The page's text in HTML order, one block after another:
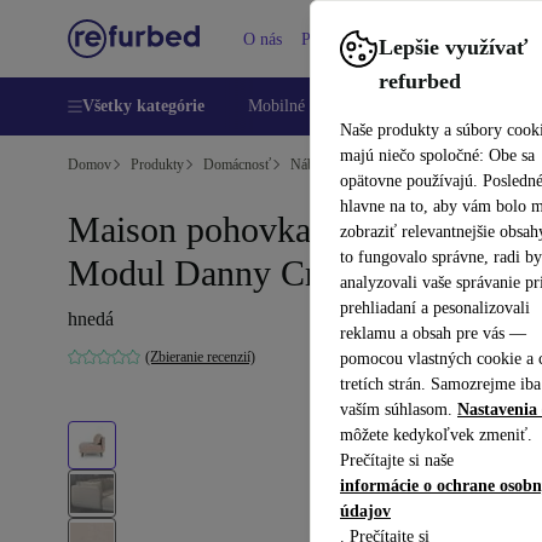
Lepšie využívať
refurbed
Naše produkty a súbory
majú niečo spoločné: Obe sa
opätovne používajú. Posledné
hlavne na to, aby vám bolo
zobraziť relevantnejšie
to fungovalo správne, radi
analyzovali vaše správanie
prehliadaní a pesonalizovali
reklamu a obsah pre vás —
pomocou vlastných cookie a
tretích strán. Samozrejme
vaším súhlasom. Nastavenia
môžete kedykoľvek zmeniť.
Prečítajte si naše
informácie o ochrane
údajov
. Prečítajte si
O nás Pomoc
Všetky kategórie Mobilné telefóny
Domov Produkty Domácnosť Nábytok
Maison pohovka jednomiestny
Modul Danny Cream
hnedá
(Zbieranie recenzií)